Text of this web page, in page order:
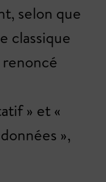
selon que
classique
renoncé
» et «
»,